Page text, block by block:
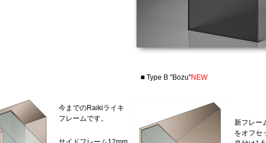
■ Type B "Bozu"NEW
今までのRaikiライキ
フレームです。
新フレー
をオフセ